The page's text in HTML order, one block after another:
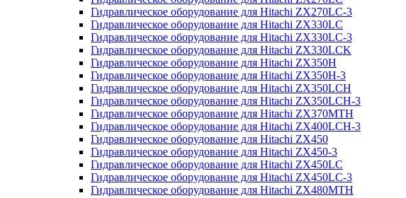
Гидравлическое оборудование для Hitachi ZX270LC-3
Гидравлическое оборудование для Hitachi ZX330LC
Гидравлическое оборудование для Hitachi ZX330LC-3
Гидравлическое оборудование для Hitachi ZX330LCK
Гидравлическое оборудование для Hitachi ZX350H
Гидравлическое оборудование для Hitachi ZX350H-3
Гидравлическое оборудование для Hitachi ZX350LCH
Гидравлическое оборудование для Hitachi ZX350LCH-3
Гидравлическое оборудование для Hitachi ZX370MTH
Гидравлическое оборудование для Hitachi ZX400LCH-3
Гидравлическое оборудование для Hitachi ZX450
Гидравлическое оборудование для Hitachi ZX450-3
Гидравлическое оборудование для Hitachi ZX450LC
Гидравлическое оборудование для Hitachi ZX450LC-3
Гидравлическое оборудование для Hitachi ZX480MTH